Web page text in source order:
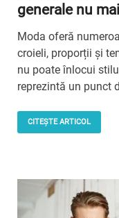
generale nu
Moda oferă
croieli, proporții și
nu poate înlocui
reprezintă un punct
CITEȘTE ARTICOL